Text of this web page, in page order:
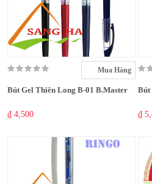
Mua Hàng
Bút Gel Thiên Long B-01 B.Master
₫ 4,500
Bút
₫